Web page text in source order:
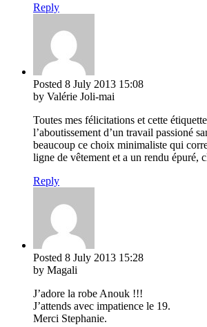
Reply
Posted 8 July 2013 15:08
by Valérie Joli-mai
Toutes mes félicitations et cette
l’aboutissement d’un travail passioné
beaucoup ce choix minimaliste qui
ligne de vêtement et a un rendu épuré,
Reply
Posted 8 July 2013 15:28
by Magali
J’adore la robe Anouk !!!
J’attends avec impatience le 19.
Merci Stephanie.